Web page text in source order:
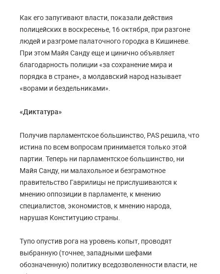
Как его запугивают власти, показали действия
полицейских в воскресенье, 16 октября, при разгоне
людей и разгроме палаточного городка в Кишиневе.
При этом Майя Санду еще и цинично объявляет
благодарность полиции «за сохранение мира и
порядка в стране», а молдавский народ называет
«ворами и бездельниками».
«Диктатура»
Получив парламентское большинство, PAS решила, что
истина по всем вопросам принимается только этой
партии. Теперь ни парламентское большинство, ни
Майя Санду, ни малахольное и безграмотное
правительство Гаврилицы не прислушиваются к
мнению оппозиции в парламенте, к мнению
специалистов, экономистов, к мнению народа,
нарушая Конституцию страны.
Тупо опустив рога на уровень копыт, проводят
выбранную (точнее, западными шефами
обозначенную) политику вседозволенности власти, не